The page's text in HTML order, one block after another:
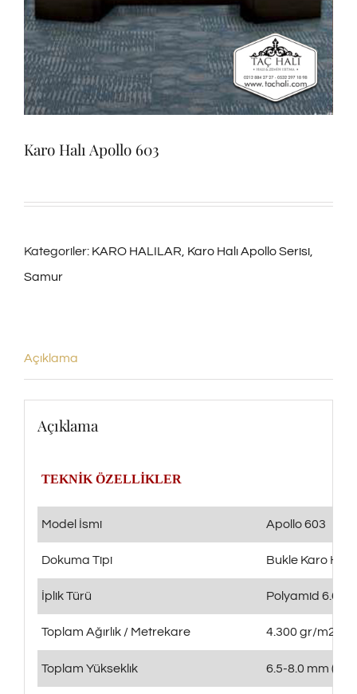
Karo Halı Apollo 603
Kategoriler: KARO HALILAR, Karo Halı Apollo Serisi,
Samur
Açıklama
Açıklama
TEKNİK ÖZELLİKLER
Model İsmi Apollo 603
Dokuma Tipi Bukle Karo Halı
İplik Türü Polyamid 6.6 SD
Toplam Ağırlık / Metrekare 4.300 gr/m2 (±
Toplam Yükseklık 6.5-8.0 mm (±